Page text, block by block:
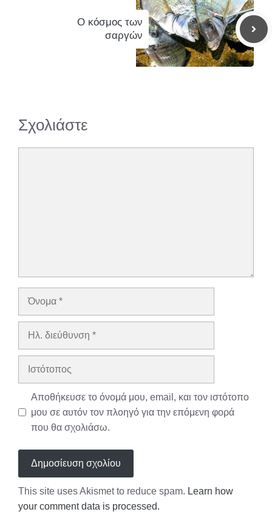
Ο κόσμος των
σαργών
Σχολιάστε
Όνομα
Ηλ.
Ιστότοπος
Αποθήκευσε το όνομά μου, email, και τον ιστότοπο
μου σε αυτόν τον πλοηγό για την επόμενη φορά
που θα σχολιάσω.
This site uses Akismet to reduce spam. Learn how
your comment data is processed.